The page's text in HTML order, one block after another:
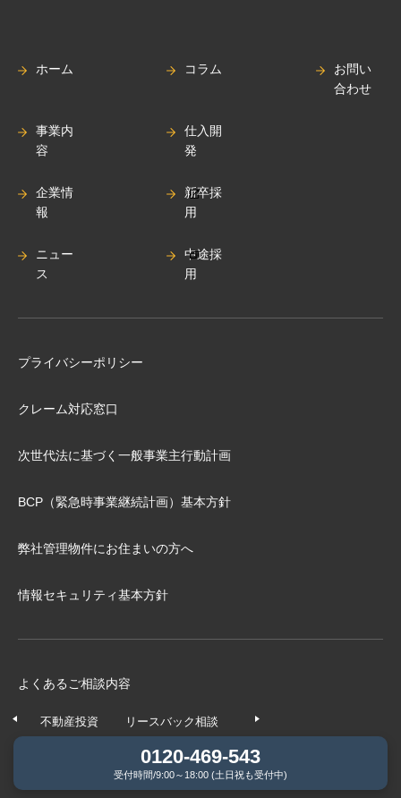
ホーム
事業内
容
企業情
報
ニュー
ス
コラム
仕入開
発
新卒採
用
中途採
用
お問い
合わせ
プライバシーポリシー
クレーム対応窓口
次世代法に基づく⼀般事業主⾏動計画
BCP（緊急時事業継続計画）基本⽅針
弊社管理物件にお住まいの⽅へ
情報セキュリティ基本方針
よくあるご相談内容
不動産投資 リースバック相談
0120-469-543
受付時間/9:00～18:00 (土日祝も受付中)